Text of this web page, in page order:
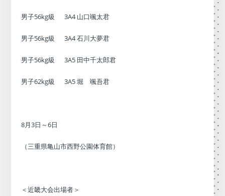
男子56kg級 3A4 山口颯太君
男子56kg級 3A4 石川大夢君
男子56kg級 3A5 田中千太郎君
男子62kg級 3A5 堀 颯吾君
8月3日～6日
（三重県亀山市西野公園体育館）
＜近畿大会出場者＞